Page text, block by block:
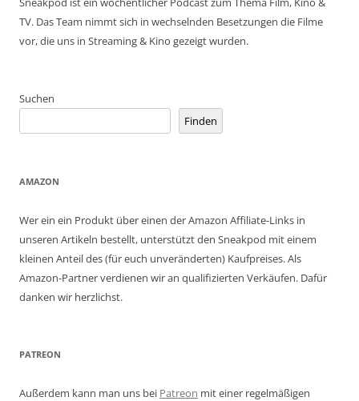
TV. Das Team nimmt sich in wechselnden Besetzungen die Filme
vor, die uns in Streaming & Kino gezeigt wurden.
Suchen
Finden
AMAZON
Wer ein ein Produkt über einen der Amazon Affiliate-Links in
unseren Artikeln bestellt, unterstützt den Sneakpod mit einem
kleinen Anteil des (für euch unveränderten) Kaufpreises. Als
Amazon-Partner verdienen wir an qualifizierten Verkäufen. Dafür
danken wir herzlichst.
PATREON
Außerdem kann man uns bei Patreon mit einer regelmäßigen